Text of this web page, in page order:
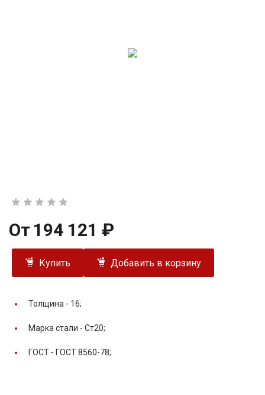
От 194 121 ₽
Купить Добавить в корзину
Толщина - 16;
Марка стали - Ст20;
ГОСТ - ГОСТ 8560-78;